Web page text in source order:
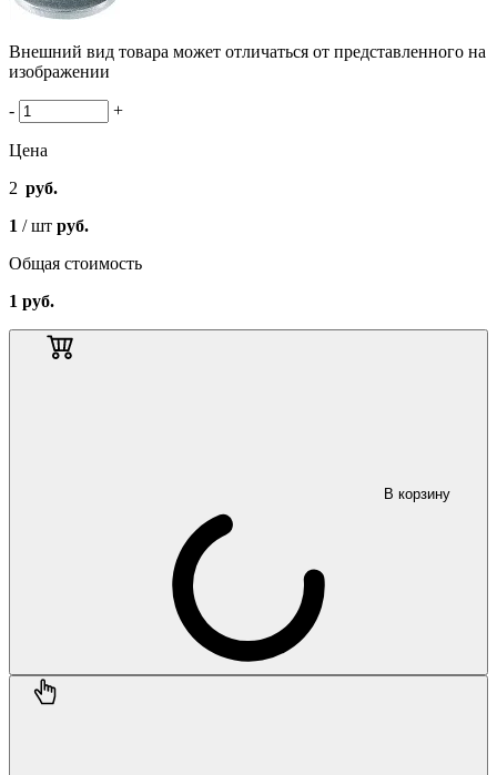
Внешний вид товара может отличаться от представленного на
изображении
- +
Цена
2 руб.
1 / шт руб.
Общая стоимость
1 руб.
В корзину